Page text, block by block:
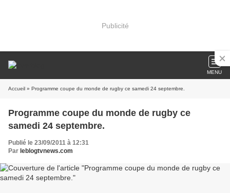
Publicité
MENU
Accueil » Programme coupe du monde de rugby ce samedi 24 septembre.
Programme coupe du monde de rugby ce
samedi 24 septembre.
Publié le 23/09/2011 à 12:31
Par leblogtvnews.com